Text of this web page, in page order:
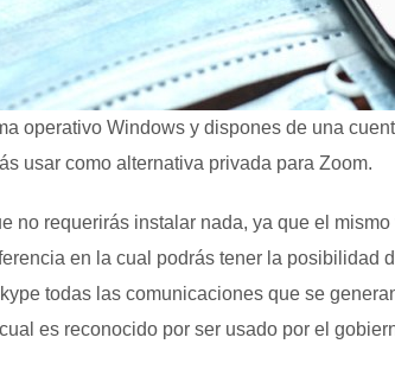
operativo Windows y dispones de una
usar como alternativa privada para Zoom.
no requerirás instalar nada, ya que el
en la cual podrás tener la posibilidad
todas las comunicaciones que se
es reconocido por ser usado por el